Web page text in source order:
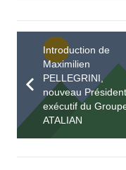
Introduction de
Maximilien
PELLEGRINI,
nouveau Président
exécutif du
ATALIAN